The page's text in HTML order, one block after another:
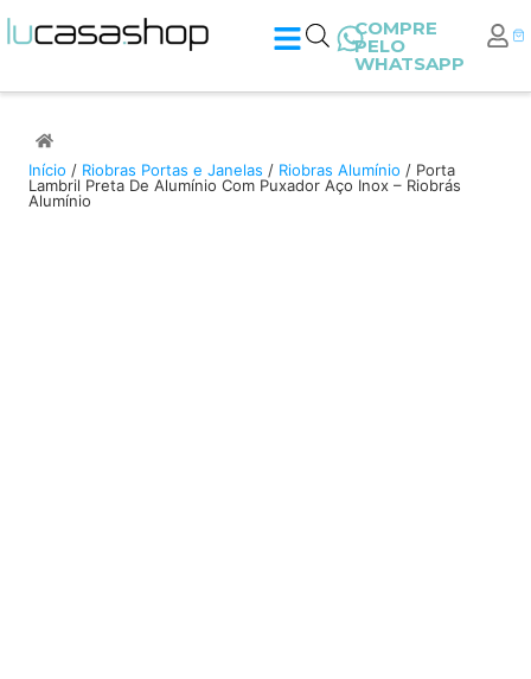
COMPRE
PELO
WHATSAPP
Início / Riobras Portas e Janelas / Riobras Alumínio / Porta
Lambril Preta De Alumínio Com Puxador Aço Inox – Riobrás
Alumínio